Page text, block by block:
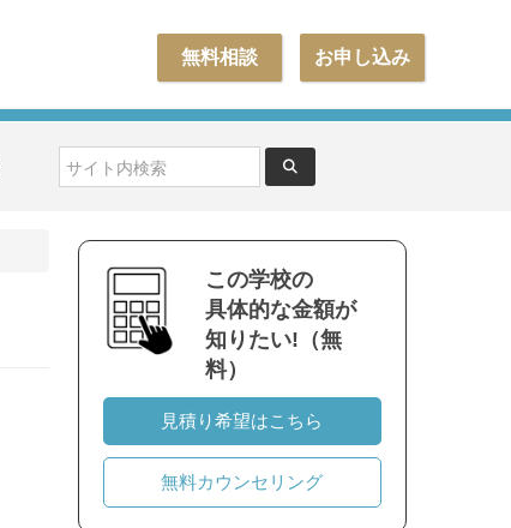
お申し込み
無料相談
この学校の
具体的な金額が
知りたい!（無
料）
見積り希望はこちら
無料カウンセリング